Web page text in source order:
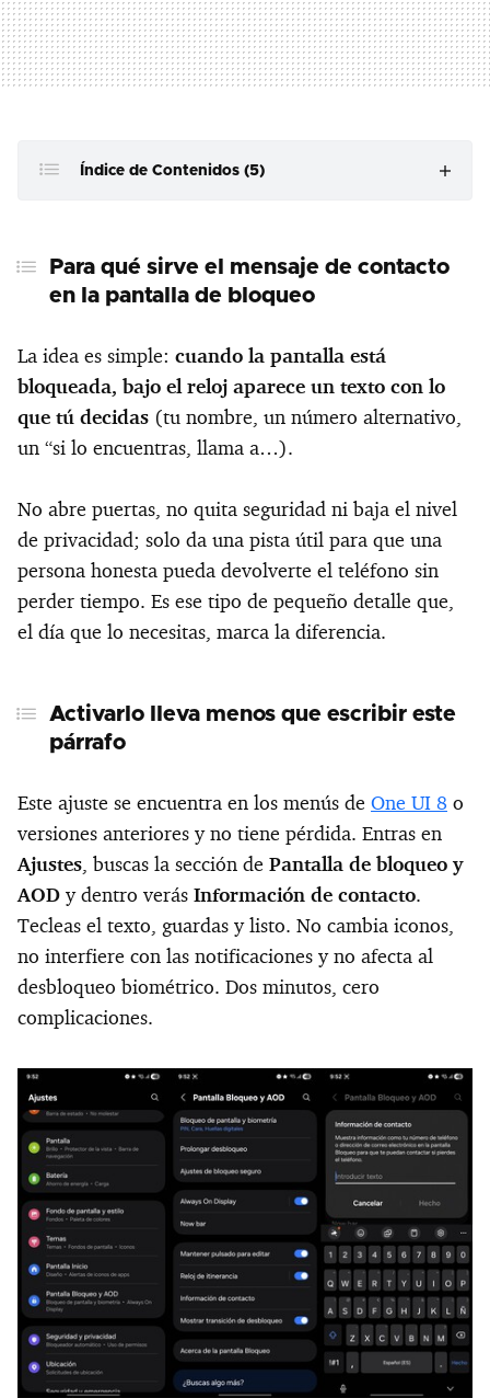
Índice de Contenidos (5)
Activarlo lleva menos que escribir este párrafo
No es magia: sus límites existen
Un par de costumbres que ayudan mucho
Para qué sirve el mensaje de contacto
en la pantalla de bloqueo
La idea es simple: cuando la pantalla está
bloqueada, bajo el reloj aparece un texto con lo
que tú decidas (tu nombre, un número alternativo,
un “si lo encuentras, llama a…).
No abre puertas, no quita seguridad ni baja el nivel
de privacidad; solo da una pista útil para que una
persona honesta pueda devolverte el teléfono sin
perder tiempo. Es ese tipo de pequeño detalle que,
el día que lo necesitas, marca la diferencia.
Activarlo lleva menos que escribir este
párrafo
Este ajuste se encuentra en los menús de One UI 8 o
versiones anteriores y no tiene pérdida. Entras en
Ajustes, buscas la sección de Pantalla de bloqueo y
AOD y dentro verás Información de contacto.
Tecleas el texto, guardas y listo. No cambia iconos,
no interfiere con las notificaciones y no afecta al
desbloqueo biométrico. Dos minutos, cero
complicaciones.